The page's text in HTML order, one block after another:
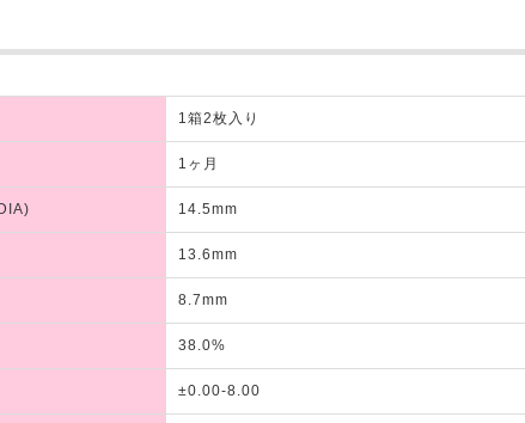
1箱2枚入り
1ヶ月
14.5mm
13.6mm
8.7mm
38.0%
±0.00-8.00